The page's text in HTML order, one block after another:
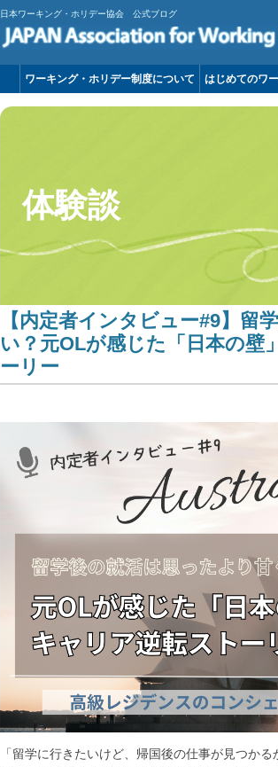
日本ワーキング・ホリデー協会 公式ブログ
ワーキング・ホリデー制度について はじめてのワ
体験談
【内定者インタビュー#9】留
い？元OLが感じた「日本の壁
ーリー
「留学に行きたいけど、帰国後の仕事が見つか